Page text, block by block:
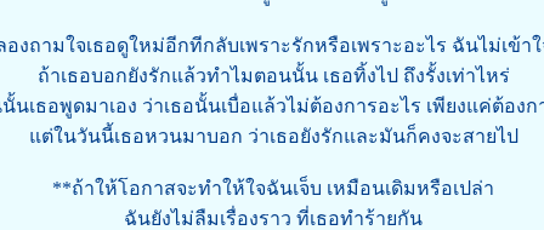
องถามใจเธอดูใหม่อีกทีกลับเพราะรักหรือเพราะอะไร ฉันไม่เข้าใ
ถ้าเธอบอกยังรักแล้วทำไมตอนนั้น เธอทิ้งไป ถึงรั้งเท่าไหร่
นเธอพูดมาเอง ว่าเธอนั้นเบื่อแล้วไม่ต้องการอะไร เพียงแค่ต้องก
แต่ในวันนี้เธอหวนมาบอก ว่าเธอยังรักและมันก็คงจะสายไป
**ถ้าให้โอกาสจะทำให้ใจฉันเจ็บ เหมือนเดิมหรือเปล่า
ฉันยังไม่ลืมเรื่องราว ที่เธอทำร้ายกัน